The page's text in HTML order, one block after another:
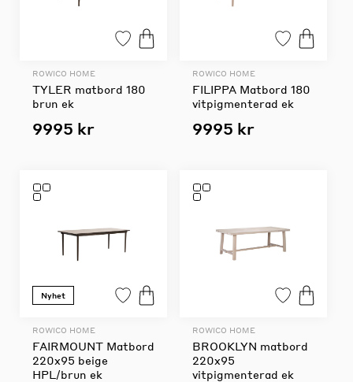
ROWICO HOME
TYLER matbord 180
brun ek
9995 kr
ROWICO HOME
FILIPPA Matbord 180
vitpigmenterad ek
9995 kr
Nyhet
ROWICO HOME
FAIRMOUNT Matbord
220x95 beige
HPL/brun ek
ROWICO HOME
BROOKLYN matbord
220x95
vitpigmenterad ek